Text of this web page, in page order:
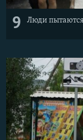
9 Люди пытаются